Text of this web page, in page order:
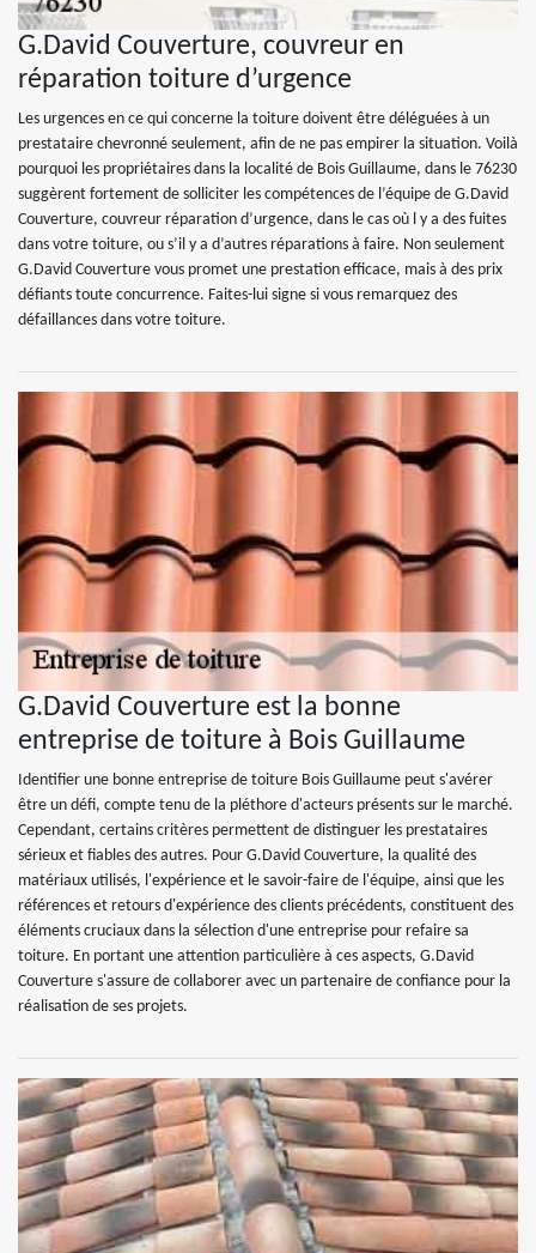
G.David Couverture, couvreur en
réparation toiture d’urgence
Les urgences en ce qui concerne la toiture doivent être déléguées à un
prestataire chevronné seulement, afin de ne pas empirer la situation. Voilà
pourquoi les propriétaires dans la localité de Bois Guillaume, dans le 76230
suggèrent fortement de solliciter les compétences de l’équipe de G.David
Couverture, couvreur réparation d’urgence, dans le cas où l y a des fuites
dans votre toiture, ou s’il y a d’autres réparations à faire. Non seulement
G.David Couverture vous promet une prestation efficace, mais à des prix
défiants toute concurrence. Faites-lui signe si vous remarquez des
défaillances dans votre toiture.
G.David Couverture est la bonne
entreprise de toiture à Bois Guillaume
Identifier une bonne entreprise de toiture Bois Guillaume peut s'avérer
être un défi, compte tenu de la pléthore d'acteurs présents sur le marché.
Cependant, certains critères permettent de distinguer les prestataires
sérieux et fiables des autres. Pour G.David Couverture, la qualité des
matériaux utilisés, l'expérience et le savoir-faire de l'équipe, ainsi que les
références et retours d'expérience des clients précédents, constituent des
éléments cruciaux dans la sélection d'une entreprise pour refaire sa
toiture. En portant une attention particulière à ces aspects, G.David
Couverture s'assure de collaborer avec un partenaire de confiance pour la
réalisation de ses projets.